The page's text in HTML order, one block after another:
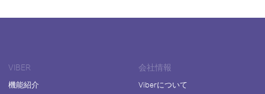
VIBER
機能紹介
会社情報
Viberについて